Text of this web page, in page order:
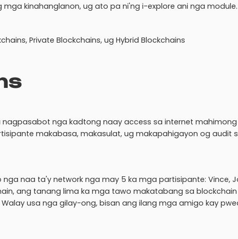
kinahanglanon, ug ato pa ni'ng i-explore ani nga module.
Private Blockchains, ug Hybrid Blockchains
nagpasabot nga kadtong naay access sa internet mahimong
makabasa, makasulat, ug makapahigayon og audit
naa ta'y network nga may 5 ka mga partisipante: Vince,
ang tanang lima ka mga tawo makatabang sa
usa nga gilay-ong, bisan ang ilang mga amigo kay